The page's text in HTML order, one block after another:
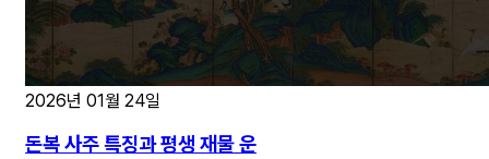
2026년 01월 24일
돈복 사주 특징과 평생 재물 운